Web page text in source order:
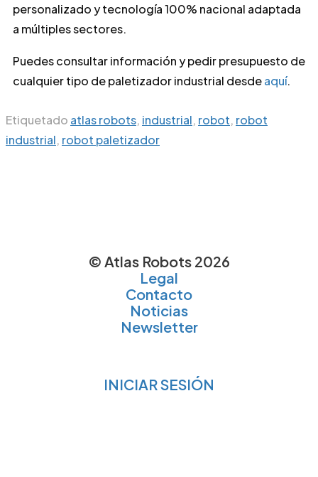
personalizado y tecnología 100% nacional adaptada
a múltiples sectores.
Puedes consultar información y pedir presupuesto de
cualquier tipo de paletizador industrial desdeaquí.
Etiquetado atlas robots, industrial, robot, robot
industrial, robot paletizador
© Atlas Robots 2026
Legal
Contacto
Noticias
Newsletter
INICIAR SESIÓN